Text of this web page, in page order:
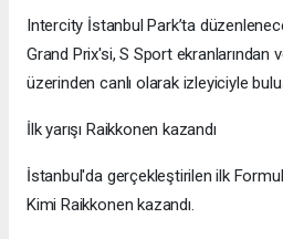
Intercity İstanbul Park’ta
Grand Prix'si, S Sport ekranlarından
üzerinden canlı olarak izleyiciyle
İlk yarışı Raikkonen kazandı
İstanbul'da gerçekleştirilen ilk
Kimi Raikkonen kazandı.